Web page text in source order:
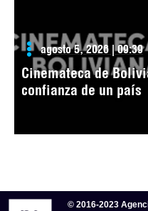
agosto 5, 2026 | 09:39
Cinemateca de
confianza de un país
© 2016-2023